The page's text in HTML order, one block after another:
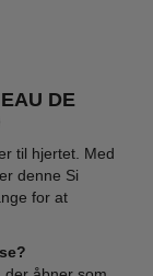
DE
til hjertet. Med
denne Si
for at